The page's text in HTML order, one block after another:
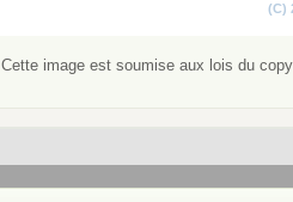
(C)
Cette image est soumise aux lois du